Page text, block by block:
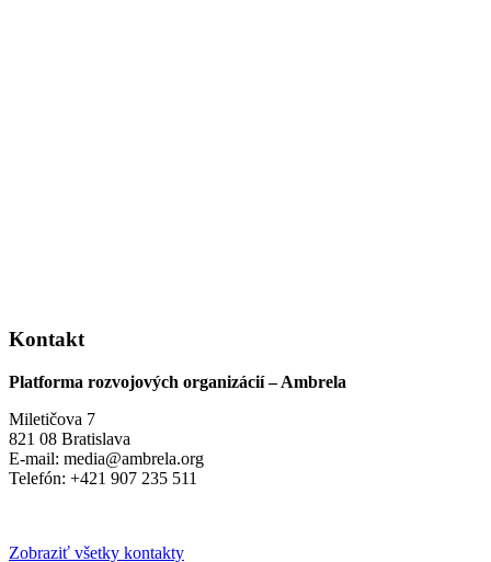
Kontakt
Platforma rozvojových organizácií – Ambrela
Miletičova 7
821 08 Bratislava
E-mail: media@ambrela.org
Telefón: +421 907 235 511
Zobraziť všetky kontakty